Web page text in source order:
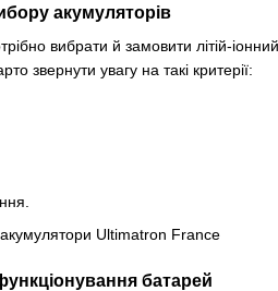
акумуляторів
вибрати й замовити літій-
звернути увагу на такі критерії:
батарей